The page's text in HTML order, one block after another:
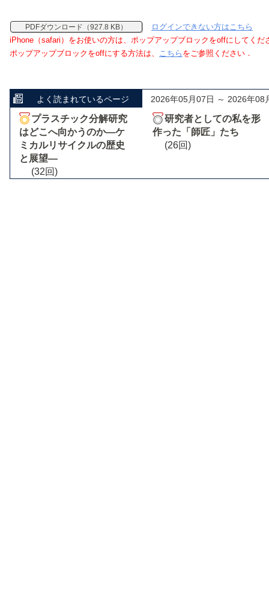
PDFダウンロード（927.8 KB）
ログインできない方はこちら
iPhone（safari）をお使いの方は、ポップアップブロックをoffにしてくだ
ポップアップブロックをoffにする方法は、 こちら をご参照ください．
よく読まれているページ 2026年05月07日 ～ 2026年08
プラスチック分解研究
はどこへ向かうのか―ケ
ミカルリサイクルの歴史
と展望―
(32回)
研究者としての私を形
作った「師匠」たち
(26回)